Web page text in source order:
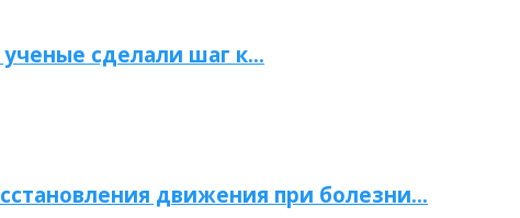
сделали шаг к…
движения при болезни…